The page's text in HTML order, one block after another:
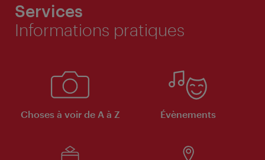
Services
Informations pratiques
Choses à voir de A à Z Évènements